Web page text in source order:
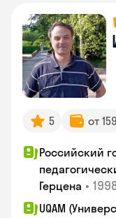
5 от
Российский
Герцена •
UQAM